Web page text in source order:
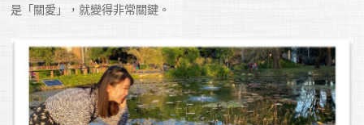
是「關愛」，就變得非常關鍵。